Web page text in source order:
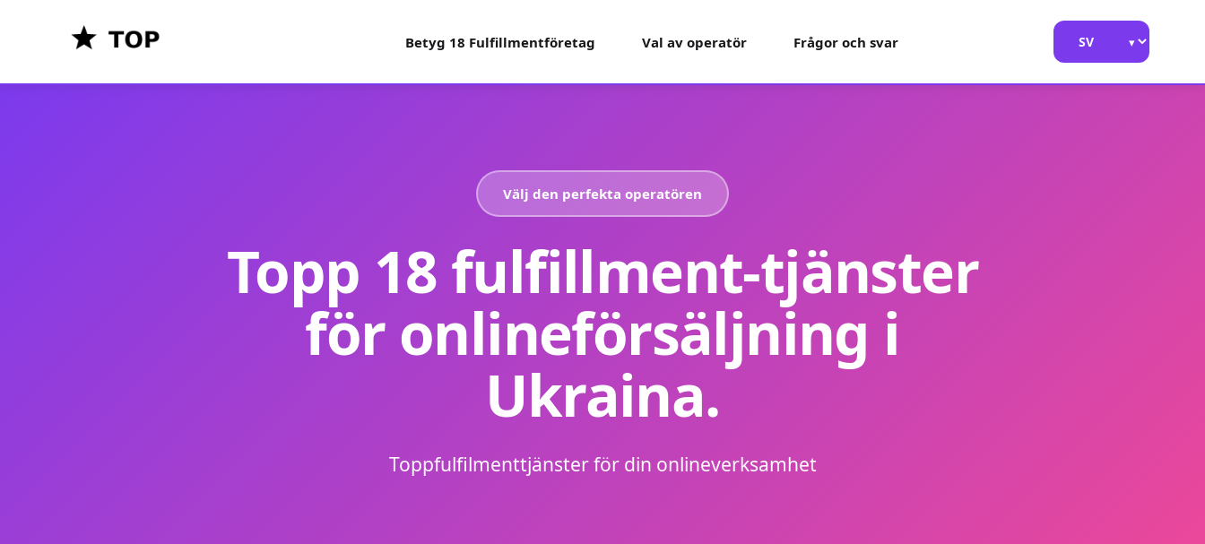
Betyg 18 Fulfillmentföretag Val av operatör Frågor och svar
Välj den perfekta operatören
Topp 18 fulfillment-tjänster
för onlineförsäljning i
Ukraina.
Toppfulfilmenttjänster för din onlineverksamhet